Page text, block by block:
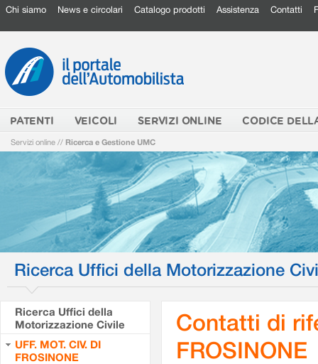
Chi siamo News e circolari Catalogo prodotti Assistenza Contatti
PATENTI VEICOLI SERVIZI ONLINE CODICE
Servizi online // Ricerca e Gestione UMC
Ricerca Uffici della Motorizzazione
Ricerca Uffici della
Motorizzazione Civile
UFF. MOT. CIV. DI
FROSINONE
Contatti di
FROSINONE